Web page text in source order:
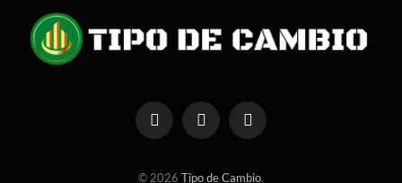
FacebookX
Instagram
© 2026 Tipo de Cambio.